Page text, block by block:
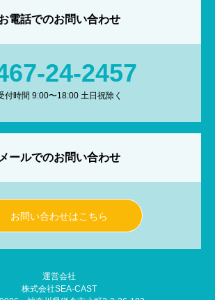
電話でのお問い合わせ
24-2457
付時間 9:00〜18:00 土日祝除く
メールでのお問い合わせ
お問い合わせはこちら
運営会社
株式会社SEA-CAST